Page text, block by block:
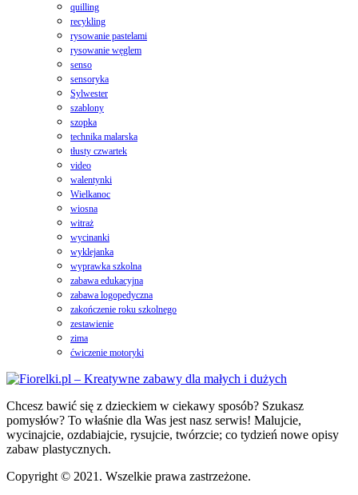
quilling
recykling
rysowanie pastelami
rysowanie węglem
senso
sensoryka
Sylwester
szablony
szopka
technika malarska
tłusty czwartek
video
walentynki
Wielkanoc
wiosna
witraż
wycinanki
wyklejanka
wyprawka szkolna
zabawa edukacyjna
zabawa logopedyczna
zakończenie roku szkolnego
zestawienie
zima
ćwiczenie motoryki
Chcesz bawić się z dzieckiem w ciekawy sposób? Szukasz
pomysłów? To właśnie dla Was jest nasz serwis! Malujcie,
wycinajcie, ozdabiajcie, rysujcie, twórzcie; co tydzień nowe opisy
zabaw plastycznych.
Copyright © 2021. Wszelkie prawa zastrzeżone.